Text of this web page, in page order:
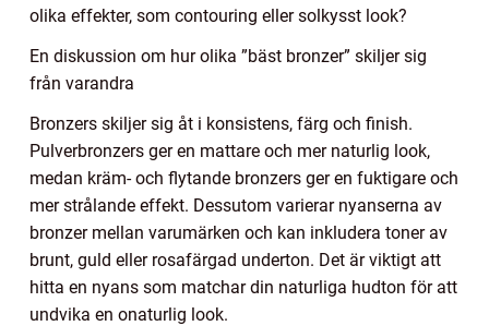
olika effekter, som contouring eller solkysst look?
En diskussion om hur olika ”bäst bronzer” skiljer sig
från varandra
Bronzers skiljer sig åt i konsistens, färg och finish.
Pulverbronzers ger en mattare och mer naturlig look,
medan kräm- och flytande bronzers ger en fuktigare och
mer strålande effekt. Dessutom varierar nyanserna av
bronzer mellan varumärken och kan inkludera toner av
brunt, guld eller rosafärgad underton. Det är viktigt att
hitta en nyans som matchar din naturliga hudton för att
undvika en onaturlig look.